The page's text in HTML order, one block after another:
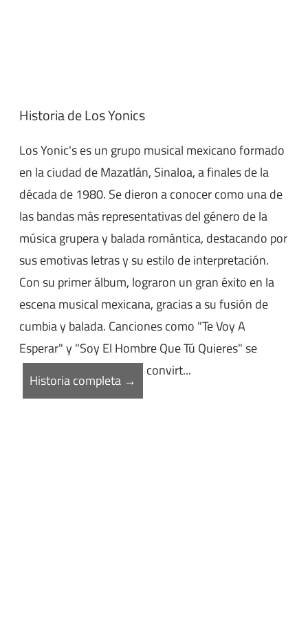
Historia de Los Yonics
Los Yonic's es un grupo musical mexicano formado
en la ciudad de Mazatlán, Sinaloa, a finales de la
década de 1980. Se dieron a conocer como una de
las bandas más representativas del género de la
música grupera y balada romántica, destacando por
sus emotivas letras y su estilo de interpretación.
Con su primer álbum, lograron un gran éxito en la
escena musical mexicana, gracias a su fusión de
cumbia y balada. Canciones como "Te Voy A
Esperar" y "Soy El Hombre Que Tú Quieres" se
convirt...
Historia completa →